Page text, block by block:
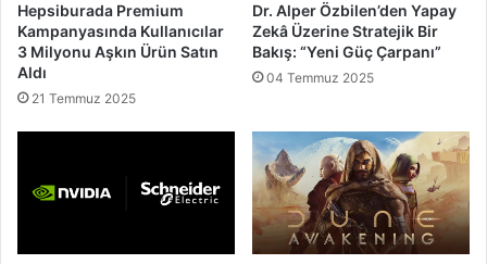
Hepsiburada Premium
Kampanyasında Kullanıcılar
3 Milyonu Aşkın Ürün Satın
Aldı
21 Temmuz 2025
Dr. Alper Özbilen’den Yapay
Zekâ Üzerine Stratejik Bir
Bakış: “Yeni Güç Çarpanı”
04 Temmuz 2025